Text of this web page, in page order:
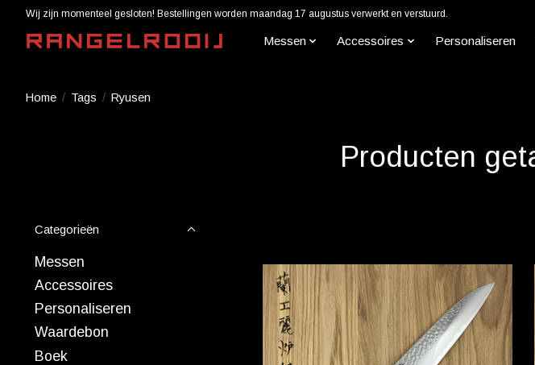
Wij zijn momenteel gesloten! Bestellingen worden maandag 17 augustus verwerkt en verstuurd.
Messen Accessoires Personaliseren
Home / Tags / Ryusen
Producten
Categorieën
Messen
Accessoires
Personaliseren
Waardebon
Boek